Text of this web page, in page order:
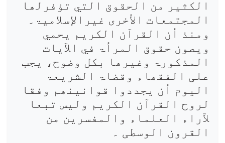
الکثیر من الحقوق التي تؤفرلھا
المجتمعات الأخری غیرالإسلامیۃ۔
ومنذ أن القرآن الکریم یحمي
ویصون حقوق المرأۃ في الآیات
المذکورۃ وغیرھا بکل وضوح، یجب
علی الفقھاء وقضاۃ الشریعۃ
الیوم أن یجددوا قوانینھم وفقا
لروح القرآن الکریم ولیس تبعا
لآراء العلماء والمفسرین من
القرون الوسطی ۔